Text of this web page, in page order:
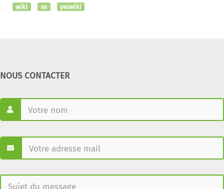
wiki
xe yeswiki
NOUS CONTACTER